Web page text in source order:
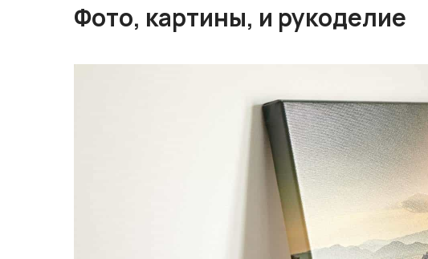
Фото, картины, и рукоделие